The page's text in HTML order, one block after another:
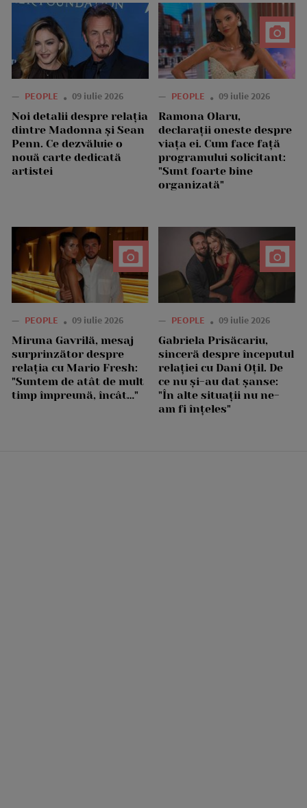
— PEOPLE 09 iulie 2026
Noi detalii despre relația
dintre Madonna și Sean
Penn. Ce dezvăluie o
nouă carte dedicată
artistei
— PEOPLE 09 iulie 2026
Ramona Olaru,
declarații oneste despre
viața ei. Cum face față
programului solicitant:
"Sunt foarte bine
organizată"
— PEOPLE 09 iulie 2026
Miruna Gavrilă, mesaj
surprinzător despre
relația cu Mario Fresh:
"Suntem de atât de mult
timp împreună, încât…"
— PEOPLE 09 iulie 2026
Gabriela Prisăcariu,
sinceră despre începutul
relației cu Dani Oțil. De
ce nu și-au dat șanse:
"În alte situații nu ne-
am fi înțeles"